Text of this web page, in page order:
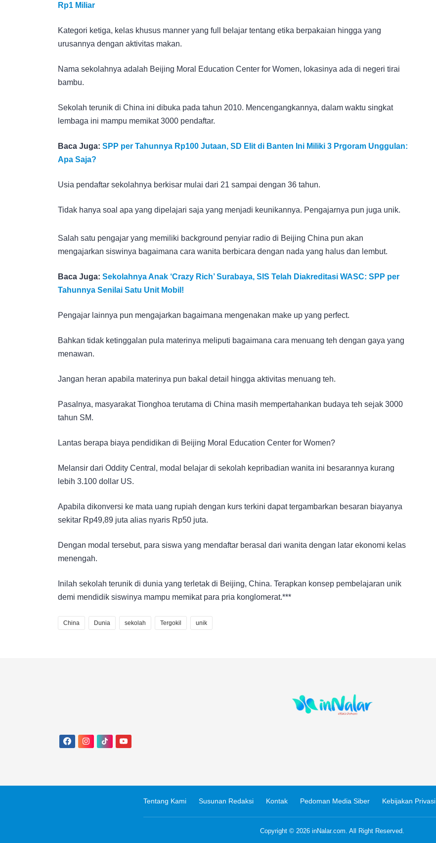
Rp1 Miliar
Kategori ketiga, kelas khusus manner yang full belajar tentang etika berpakaian hingga yang
urusannya dengan aktivitas makan.
Nama sekolahnya adalah Beijing Moral Education Center for Women, lokasinya ada di negeri tirai
bambu.
Sekolah terunik di China ini dibuka pada tahun 2010. Mencengangkannya, dalam waktu singkat
lembaga ini mampu memikat 3000 pendaftar.
Baca Juga: SPP per Tahunnya Rp100 Jutaan, SD Elit di Banten Ini Miliki 3 Prgoram Unggulan:
Apa Saja?
Usia pendaftar sekolahnya berkisar mulai dari 21 sampai dengan 36 tahun.
Tidak hanya soal apa yang dipelajari saja yang menjadi keunikannya. Pengajarnya pun juga unik.
Salah satu pengajar yang memiliki background penyiar radio di Beijing China pun akan
mengajarkan siswinya bagaimana cara wanita berbicara dengan nada yang halus dan lembut.
Baca Juga: Sekolahnya Anak ‘Crazy Rich’ Surabaya, SIS Telah Diakreditasi WASC: SPP per
Tahunnya Senilai Satu Unit Mobil!
Pengajar lainnya pun mengajarkan bagaimana mengenakan make up yang perfect.
Bahkan tidak ketinggalan pula materinya meliputi bagaimana cara menuang teh dengan gaya yang
menawan.
Jangan heran apabila materinya pun bakal detail hingga aktivitas menuang teh.
Pasalnya, masyarakat Tionghoa terutama di China masih mempertahankan budaya teh sejak 3000
tahun SM.
Lantas berapa biaya pendidikan di Beijing Moral Education Center for Women?
Melansir dari Oddity Central, modal belajar di sekolah kepribadian wanita ini besarannya kurang
lebih 3.100 dollar US.
Apabila dikonversi ke mata uang rupiah dengan kurs terkini dapat tergambarkan besaran biayanya
sekitar Rp49,89 juta alias nyaris Rp50 juta.
Dengan modal tersebut, para siswa yang mendaftar berasal dari wanita dengan latar ekonomi kelas
menengah.
Inilah sekolah terunik di dunia yang terletak di Beijing, China. Terapkan konsep pembelajaran unik
demi mendidik siswinya mampu memikat para pria konglomerat.***
China Dunia sekolah Tergokil unik
Tentang Kami Susunan Redaksi Kontak Pedoman Media Siber Kebijakan Privasi
Copyright © 2026 inNalar.com. All Right Reserved.